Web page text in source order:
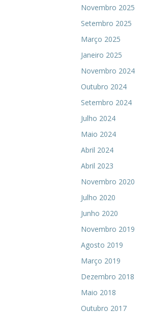
Novembro 2025
Setembro 2025
Março 2025
Janeiro 2025
Novembro 2024
Outubro 2024
Setembro 2024
Julho 2024
Maio 2024
Abril 2024
Abril 2023
Novembro 2020
Julho 2020
Junho 2020
Novembro 2019
Agosto 2019
Março 2019
Dezembro 2018
Maio 2018
Outubro 2017